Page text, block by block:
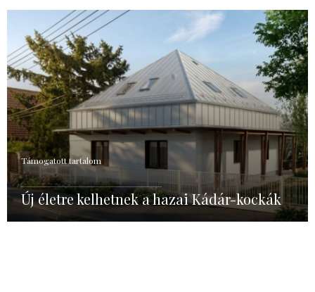
Támogatott tartalom
Új életre kelhetnek a hazai Kádár-kockák